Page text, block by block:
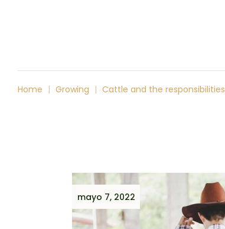
Home Growing Cattle and the responsibilities
mayo 7, 2022